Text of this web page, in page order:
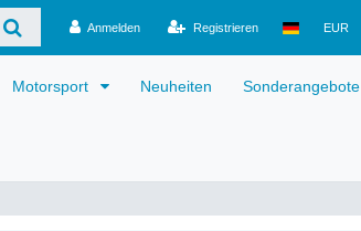
Anmelden Registrieren EUR
Motorsport Neuheiten Sonderangebote